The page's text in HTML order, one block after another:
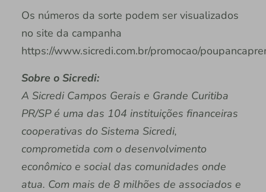
Os números da sorte podem ser visualizados
no site da campanha
https://www.sicredi.com.br/promocao/
Sobre o Sicredi:
A Sicredi Campos Gerais e Grande Curitiba
PR/SP é uma das 104 instituições financeiras
cooperativas do Sistema Sicredi,
comprometida com o desenvolvimento
econômico e social das comunidades onde
atua. Com mais de 8 milhões de associados e